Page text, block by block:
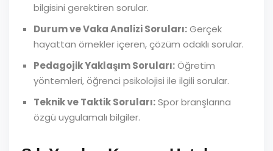
bilgisini gerektiren sorular.
Durum ve Vaka Analizi Soruları:Gerçek
hayattan örnekler içeren, çözüm odaklı sorular.
Pedagojik Yaklaşım Soruları:Öğretim
yöntemleri, öğrenci psikolojisi ile ilgili sorular.
Teknik ve Taktik Soruları:Spor branşlarına
özgü uygulamalı bilgiler.